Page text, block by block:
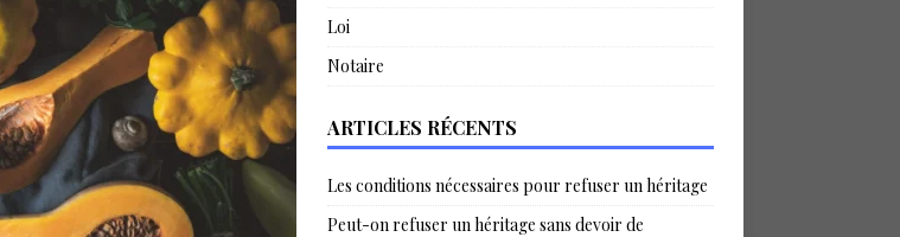
Loi
Notaire
ARTICLES RÉCENTS
Les conditions nécessaires pour refuser un héritage
Peut-on refuser un héritage sans devoir de